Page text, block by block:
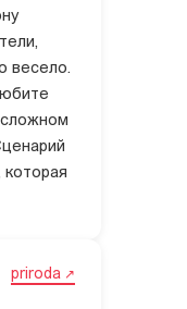
весело.
priroda